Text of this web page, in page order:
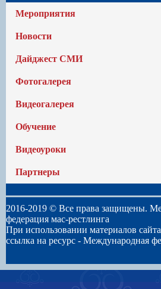
Мероприятия
Новости
Дайджест СМИ
Фотогалерея
Видеогалерея
Обучение
Видеоуроки
Партнеры
2016-2019 © Все права защищены.
федерация мас-рестлинга
При использовании материалов
ссылка на ресурс - Международная